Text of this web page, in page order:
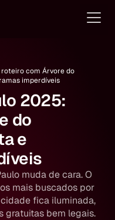
com Árvore do
imperdíveis
2025:
do
e
muda de cara. O
mais buscados por
fica iluminada,
gratuitas bem legais.